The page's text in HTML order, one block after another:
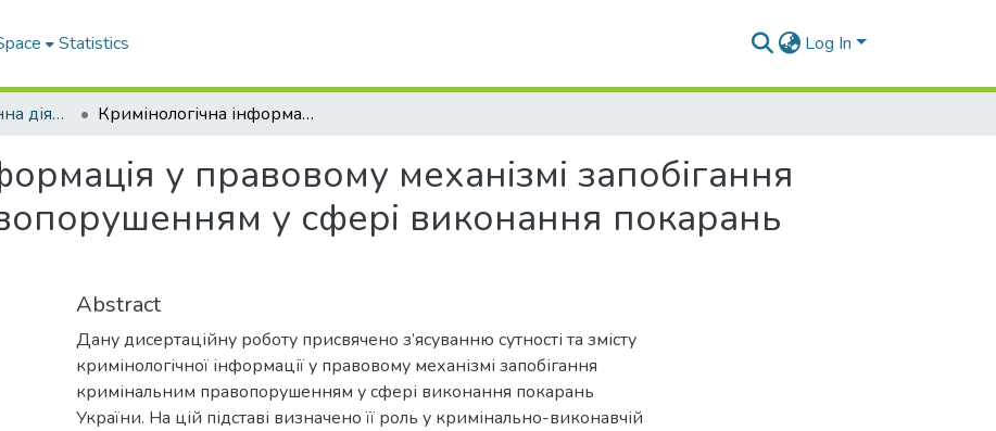
Statistics Log In
262 Правоохоронна діяльність Кримінологічна інформація у правовому механізмі запобігання кримінальним правопорушенням у сфері виконання покарань України
у правовому механізмі запобігання
у сфері виконання покарань
Abstract
Дану дисертаційну роботу присвячено з’ясуванню сутності та змісту
кримінологічної інформації у правовому механізмі запобігання
кримінальним правопорушенням у сфері виконання покарань
України. На цій підставі визначено її роль у кримінально-виконавчій